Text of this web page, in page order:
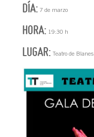
DÍA: 7 de marzo
HORA: 19:30 h
LUGAR: Teatro de Blanes